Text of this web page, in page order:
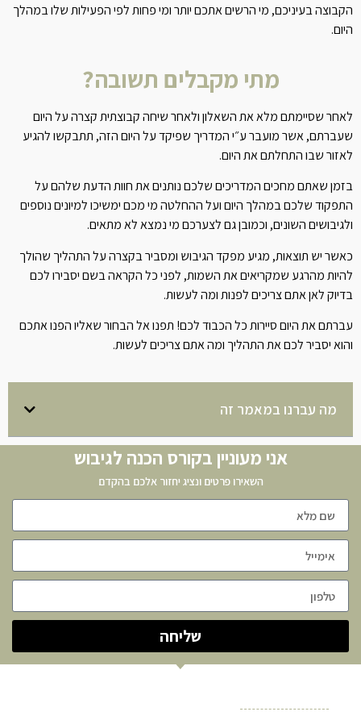
הקבוצה בעיניכם, מי הרשים אתכם יותר ומי פחות לפי הפעילות שלו במהלך
היום.
מתי מקבלים תשובה?
לאחר שסיימתם מלא את השאלון ולאחר שיחה קבוצתית קצרה על היום
שעברתם, אשר מועבר ע״י המדריך שפיקד על היום הזה, תתבקשו להגיע
לאזור שבו התחלתם את היום.
בזמן שאתם מחכים המדריכים שלכם נותנים את חוות הדעת שלהם על
התפקוד שלכם במהלך היום ועל ההחלטה מי מכם ימשיכו למיונים נוספים
ולגיבושים השונים, וכמובן גם לצערכם מי נמצא לא מתאים.
כאשר יש תוצאות, מגיע מפקד הגיבוש ומסביר בקצרה על התהליך שהולך
להיות מהרגע שמקריאים את השמות, לפני כל הקראה בשם יסבירו לכם
בדיוק לאן אתם צריכים לפנות ומה לעשות.
עברתם את היום סיירות כל הכבוד לכם! תפנו אל הבחור שאליו הפנו אתכם
והוא יסביר לכם את התהליך ומה אתם צריכים לעשות.
מה עברנו במאמר זה
אני מעוניין בקורס הכנה לגיבוש
השאירו פרטים ונציג יחזור אלכם בהקדם
שליחה